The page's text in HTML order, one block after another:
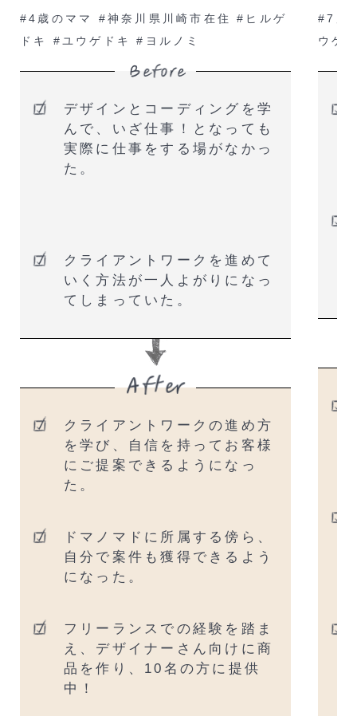
#4歳のママ #神奈川県川崎市在住 #ヒルゲ
ドキ #ユウゲドキ #ヨルノミ
デザインとコーディングを学
んで、いざ仕事！となっても
実際に仕事をする場がなかっ
た。
クライアントワークを進めて
いく方法が一人よがりになっ
てしまっていた。
クライアントワークの進め方
を学び、自信を持ってお客様
にご提案できるようになっ
た。
ドマノマドに所属する傍ら、
自分で案件も獲得できるよう
になった。
フリーランスでの経験を踏ま
え、デザイナーさん向けに商
品を作り、10名の方に提供
中！
#7歳
ウゲ